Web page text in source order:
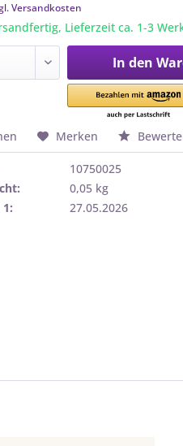
Versandkosten
Lieferzeit ca. 1-3
In den
Merken
10750025
0,05 kg
27.05.2026